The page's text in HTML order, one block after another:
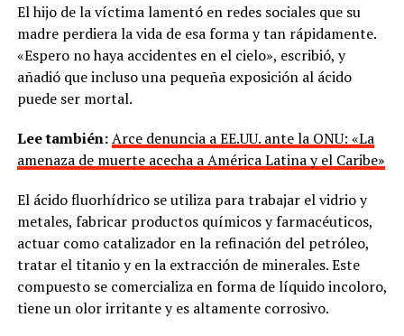
El hijo de la víctima lamentó en redes sociales que su
madre perdiera la vida de esa forma y tan rápidamente.
«Espero no haya accidentes en el cielo», escribió, y
añadió que incluso una pequeña exposición al ácido
puede ser mortal.
Lee también:Arce denuncia a EE.UU. ante la ONU: «La
amenaza de muerte acecha a América Latina y el Caribe»
El ácido fluorhídrico se utiliza para trabajar el vidrio y
metales, fabricar productos químicos y farmacéuticos,
actuar como catalizador en la refinación del petróleo,
tratar el titanio y en la extracción de minerales. Este
compuesto se comercializa en forma de líquido incoloro,
tiene un olor irritante y es altamente corrosivo.